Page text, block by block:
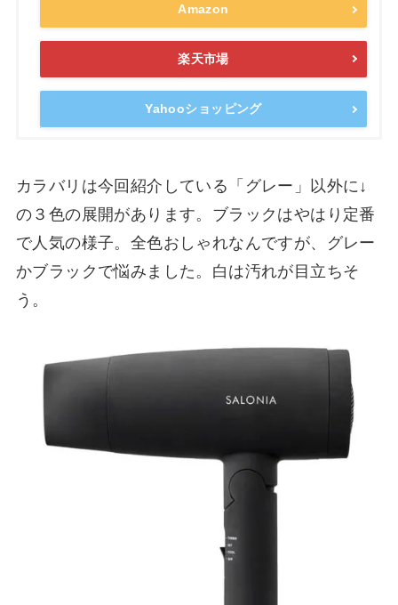
Amazon
楽天市場
Yahooショッピング
カラバリは今回紹介している「グレー」以外に↓
の３色の展開があります。ブラックはやはり定番
で人気の様子。全色おしゃれなんですが、グレー
かブラックで悩みました。白は汚れが目立ちそ
う。